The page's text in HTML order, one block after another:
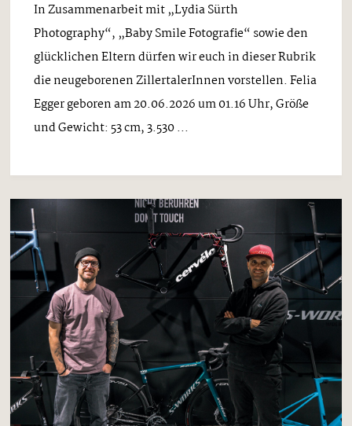
In Zusammenarbeit mit „Lydia Sürth
Photography“, „Baby Smile Fotografie“ sowie den
glücklichen Eltern dürfen wir euch in dieser Rubrik
die neugeborenen ZillertalerInnen vorstellen. Felia
Egger geboren am 20.06.2026 um 01.16 Uhr, Größe
und Gewicht: 53 cm, 3.530 ...